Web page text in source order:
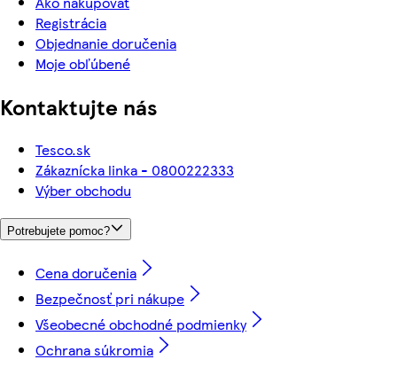
Registrácia
Objednanie doručenia
Moje obľúbené
Kontaktujte nás
Tesco.sk
Zákaznícka linka - 0800222333
Výber obchodu
Potrebujete pomoc?
Cena doručenia
Bezpečnosť pri nákupe
Všeobecné obchodné podmienky
Ochrana súkromia